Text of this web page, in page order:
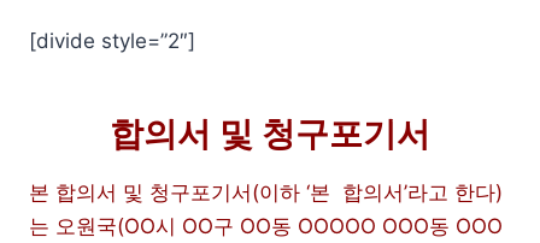
[divide style=”2″]
합의서 및 청구포기서
본 합의서 및 청구포기서(이하 ‘본 합의서’라고 한다)
는 오원국(OO시 OO구 OO동 OOOOO OOO동 OOO